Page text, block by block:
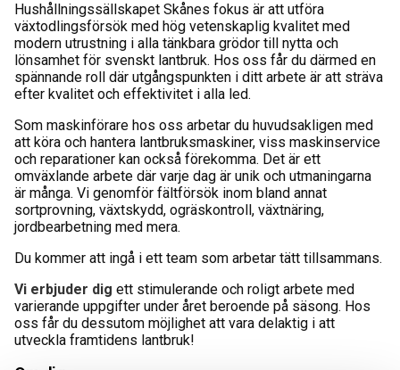
Hushållningssällskapet Skånes fokus är att utföra
växtodlingsförsök med hög vetenskaplig kvalitet med
modern utrustning i alla tänkbara grödor till nytta och
lönsamhet för svenskt lantbruk. Hos oss får du därmed en
spännande roll där utgångspunkten i ditt arbete är att sträva
efter kvalitet och effektivitet i alla led.
Som maskinförare hos oss arbetar du huvudsakligen med
att köra och hantera lantbruksmaskiner, viss maskinservice
och reparationer kan också förekomma. Det är ett
omväxlande arbete där varje dag är unik och utmaningarna
är många. Vi genomför fältförsök inom bland annat
sortprovning, växtskydd, ogräskontroll, växtnäring,
jordbearbetning med mera.
Du kommer att ingå i ett team som arbetar tätt tillsammans.
Vi erbjuder dig ett stimulerande och roligt arbete med
varierande uppgifter under året beroende på säsong. Hos
oss får du dessutom möjlighet att vara delaktig i att
utveckla framtidens lantbruk!